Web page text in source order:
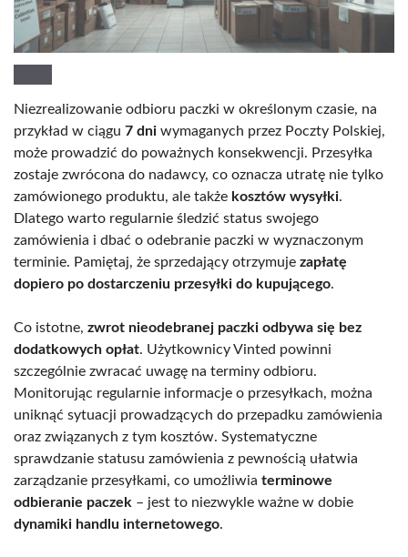
Niezrealizowanie odbioru paczki w określonym czasie, na
przykład w ciągu 7 dni wymaganych przez Poczty Polskiej,
może prowadzić do poważnych konsekwencji. Przesyłka
zostaje zwrócona do nadawcy, co oznacza utratę nie tylko
zamówionego produktu, ale także kosztów wysyłki.
Dlatego warto regularnie śledzić status swojego
zamówienia i dbać o odebranie paczki w wyznaczonym
terminie. Pamiętaj, że sprzedający otrzymuje zapłatę
dopiero po dostarczeniu przesyłki do kupującego.
Co istotne, zwrot nieodebranej paczki odbywa się bez
dodatkowych opłat. Użytkownicy Vinted powinni
szczególnie zwracać uwagę na terminy odbioru.
Monitorując regularnie informacje o przesyłkach, można
uniknąć sytuacji prowadzących do przepadku zamówienia
oraz związanych z tym kosztów. Systematyczne
sprawdzanie statusu zamówienia z pewnością ułatwia
zarządzanie przesyłkami, co umożliwia terminowe
odbieranie paczek – jest to niezwykle ważne w dobie
dynamiki handlu internetowego.